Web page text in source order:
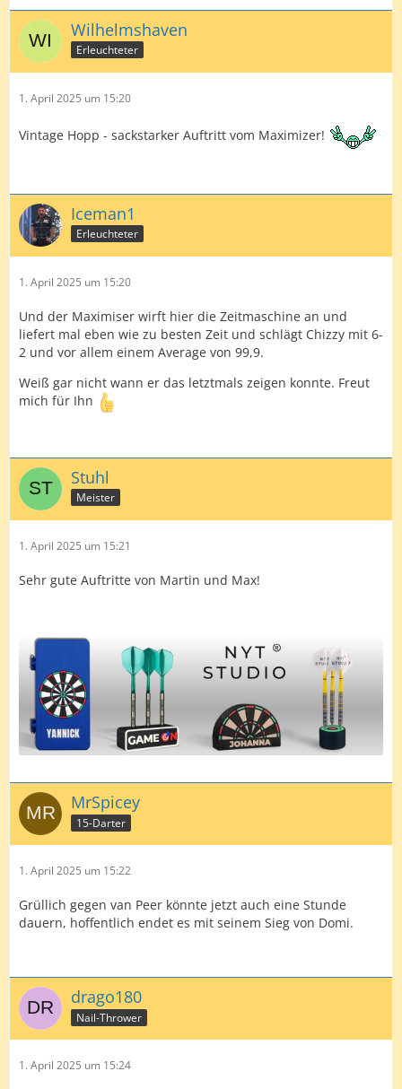
Wilhelmshaven
Erleuchteter
1. April 2025 um 15:20
Vintage Hopp - sackstarker Auftritt vom Maximizer!
Iceman1
Erleuchteter
1. April 2025 um 15:20
Und der Maximiser wirft hier die Zeitmaschine an und
liefert mal eben wie zu besten Zeit und schlägt Chizzy mit 6-
2 und vor allem einem Average von 99,9.
Weiß gar nicht wann er das letztmals zeigen konnte. Freut
mich für Ihn
Stuhl
Meister
1. April 2025 um 15:21
Sehr gute Auftritte von Martin und Max!
MrSpicey
15-Darter
1. April 2025 um 15:22
Grüllich gegen van Peer könnte jetzt auch eine Stunde
dauern, hoffentlich endet es mit seinem Sieg von Domi.
drago180
Nail-Thrower
1. April 2025 um 15:24